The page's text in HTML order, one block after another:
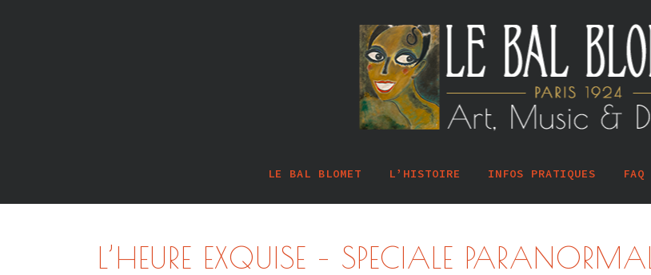
LE BAL BLOMET L’HISTOIRE INFOS PRATIQUES FAQ
L’HEURE EXQUISE – SPECIALE PARANORMAL